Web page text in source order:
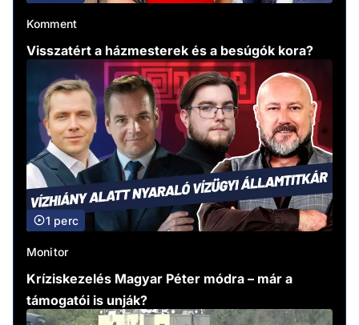
Komment
Visszatért a házmesterek és a besúgók kora?
1 perc
Monitor
Kríziskezelés Magyar Péter módra – már a
támogatói is unják?